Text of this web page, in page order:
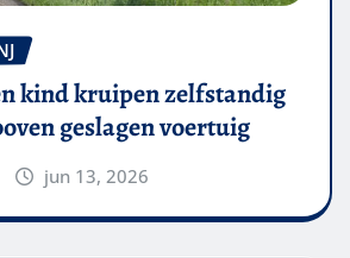
kind kruipen zelfstandig
geslagen voertuig
jun 13, 2026